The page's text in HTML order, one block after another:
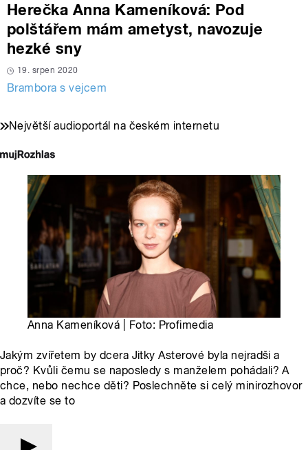
Herečka Anna Kameníková: Pod
polštářem mám ametyst, navozuje
hezké sny
19. srpen 2020
Brambora s vejcem
Největší audioportál na českém internetu
Anna Kameníková | Foto: Profimedia
Jakým zvířetem by dcera Jitky Asterové byla nejradši a
proč? Kvůli čemu se naposledy s manželem pohádali? A
chce, nebo nechce děti? Poslechněte si celý minirozhovor
a dozvíte se to